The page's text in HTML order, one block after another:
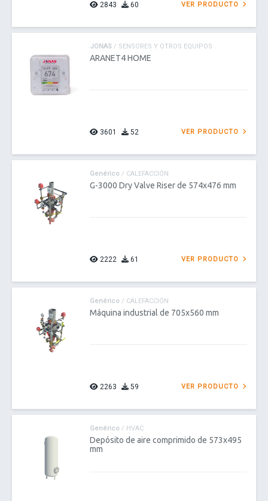
2843 60 VER PRODUCTO
JONAS / SENSORES Y OTROS EQUIPOS
ARANET4 HOME
3601 52 VER PRODUCTO
Genérico / CALEFACCIÓN
G-3000 Dry Valve Riser de 574x476 mm
2222 61 VER PRODUCTO
Genérico / CALEFACCIÓN
Máquina industrial de 705x560 mm
2263 59 VER PRODUCTO
Genérico / HVAC
Depósito de aire comprimido de 573x495
mm